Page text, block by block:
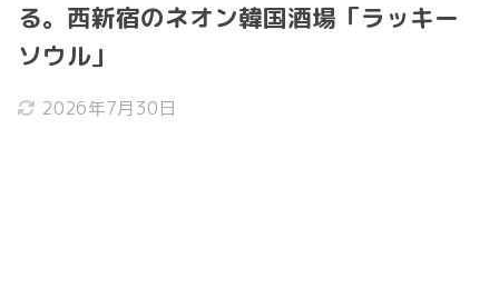
る。西新宿のネオン韓国酒場「ラッキー
ソウル」
2026年7月30日